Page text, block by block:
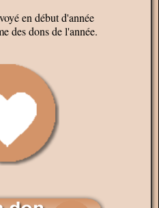
en début d'année
des dons de l'année.